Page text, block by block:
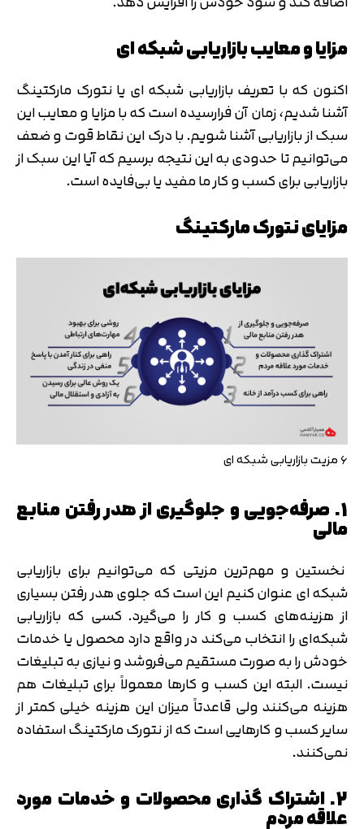
مزایا و معایب بازاریابی شبکه ای
اکنون که با تعریف بازاریابی شبکه ای یا نتورک مارکتینگ
آشنا شدیم، زمان آن فرارسیده است که با مزایا و معایب این
سبک از بازاریابی آشنا شویم. با درک این نقاط قوت و ضعف
می‌توانیم تا حدودی به این نتیجه برسیم که آیا این سبک از
بازاریابی برای کسب و کار ما مفید یا بی‌فایده است.
مزایای نتورک مارکتینگ
۶ مزیت بازاریابی شبکه ای
1. صرفه‌جویی و جلوگیری از هدر رفتن منابع
مالی
نخستین و مهم‌ترین مزیتی که می‌توانیم برای بازاریابی
شبکه ای عنوان کنیم این است که جلوی هدر رفتن بسیاری
از هزینه‌های کسب و کار را می‌گیرد. کسی که بازاریابی
شبکه‌ای را انتخاب می‌کند در واقع دارد محصول یا خدمات
خودش را به صورت مستقیم می‌فروشد و نیازی به تبلیغات
نیست. البته این کسب و کارها معمولاً برای تبلیغات هم
هزینه می‌کنند ولی قاعدتاً میزان این هزینه خیلی کمتر از
سایر کسب و کارهایی است که از نتورک مارکتینگ استفاده
نمی‌کنند.
2. اشتراک‌ گذاری محصولات و خدمات مورد
علاقه مردم